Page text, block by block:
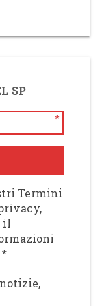
SP
*
Termini
il
*